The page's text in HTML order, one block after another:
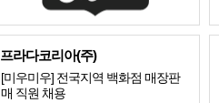
프라다코리아(주)
[미우미우] 전국지역 백화점 매장판
매 직원 채용